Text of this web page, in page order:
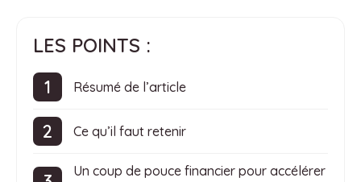
LES POINTS :
Résumé de l’article
Ce qu’il faut retenir
Un coup de pouce financier pour accélérer